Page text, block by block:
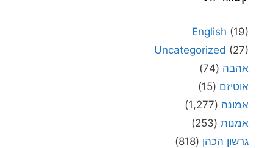
English (19)
Uncategorized (27)
אהבה (74)
אוטיזם (15)
אמונה (1,277)
אמנות (253)
גרשון הכהן (818)